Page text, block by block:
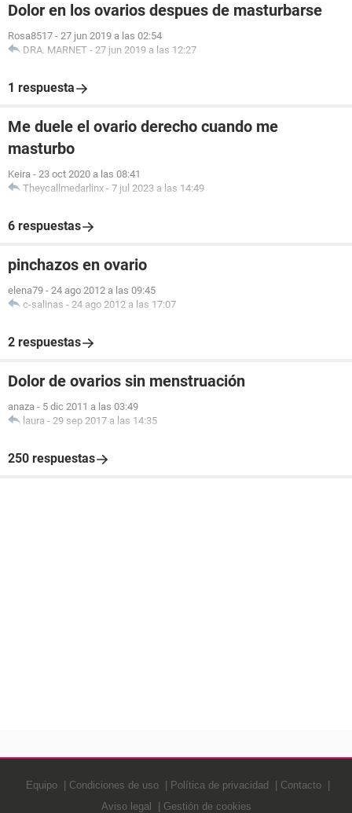
Dolor en los ovarios despues de masturbarse
Rosa8517 - 27 jun 2019 a las 02:54
DRA. MARNET - 27 jun 2019 a las 12:27
1 respuesta
Me duele el ovario derecho cuando me
masturbo
Keira - 23 oct 2020 a las 08:41
Theycallmedarlinx - 7 jul 2023 a las 14:49
6 respuestas
pinchazos en ovario
elena79 - 24 ago 2012 a las 09:45
c-salinas - 24 ago 2012 a las 17:07
2 respuestas
Dolor de ovarios sin menstruación
anaza - 5 dic 2011 a las 03:49
laura - 29 sep 2017 a las 14:35
250 respuestas
Equipo Condiciones de uso Política de privacidad
Contacto
Aviso legal
Gestión de cookies